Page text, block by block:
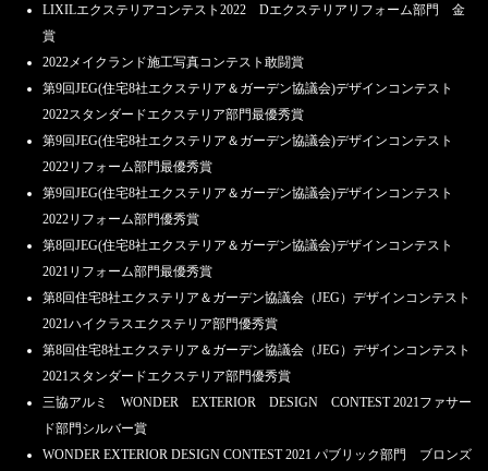
LIXILエクステリアコンテスト2022 Dエクステリアリフォーム部門 金
賞
2022メイクランド施工写真コンテスト敢闘賞
第9回JEG(住宅8社エクステリア＆ガーデン協議会)デザインコンテスト
2022スタンダードエクステリア部門最優秀賞
第9回JEG(住宅8社エクステリア＆ガーデン協議会)デザインコンテスト
2022リフォーム部門最優秀賞
第9回JEG(住宅8社エクステリア＆ガーデン協議会)デザインコンテスト
2022リフォーム部門優秀賞
第8回JEG(住宅8社エクステリア＆ガーデン協議会)デザインコンテスト
2021リフォーム部門最優秀賞
第8回住宅8社エクステリア＆ガーデン協議会（JEG）デザインコンテスト
2021ハイクラスエクステリア部門優秀賞
第8回住宅8社エクステリア＆ガーデン協議会（JEG）デザインコンテスト
2021スタンダードエクステリア部門優秀賞
三協アルミ WONDER EXTERIOR DESIGN CONTEST 2021ファサー
ド部門シルバー賞
WONDER EXTERIOR DESIGN CONTEST 2021 パブリック部門 ブロンズ